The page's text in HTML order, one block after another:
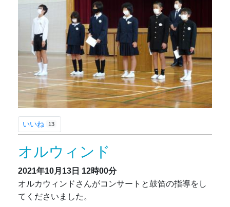
いいね 13
オルウィンド
2021年10月13日 12時00分
オルカウィンドさんがコンサートと鼓笛の指導をし
てくださいました。